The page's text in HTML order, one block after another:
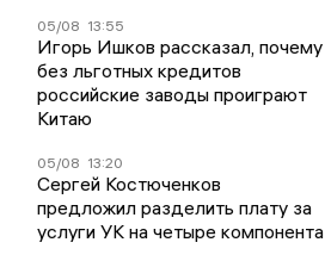
05/08 13:55
Игорь Ишков рассказал, почему
без льготных кредитов
российские заводы проиграют
Китаю
05/08 13:20
Сергей Костюченков
предложил разделить плату за
услуги УК на четыре компонента